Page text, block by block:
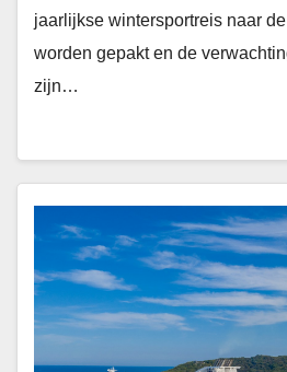
jaarlijkse wintersportreis naar
worden gepakt en de
zijn…